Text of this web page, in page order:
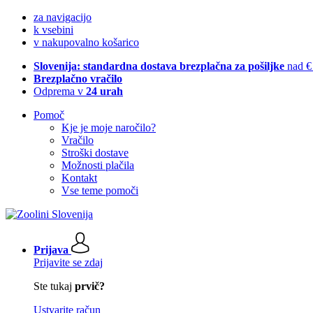
za navigacijo
k vsebini
v nakupovalno košarico
Slovenija: standardna dostava brezplačna za pošiljke nad
Brezplačno vračilo
Odprema v 24 urah
Pomoč
Kje je moje naročilo?
Vračilo
Stroški dostave
Možnosti plačila
Kontakt
Vse teme pomoči
Prijava
Prijavite se zdaj
Ste tukaj prvič?
Ustvarite račun